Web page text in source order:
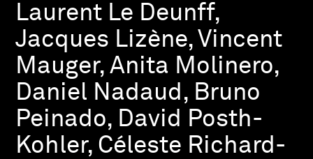
Laurent Le Deunff,
Jacques Lizène, Vincent
Mauger, Anita Molinero,
Daniel Nadaud, Bruno
Peinado, David Posth-
Kohler, Céleste Richard-